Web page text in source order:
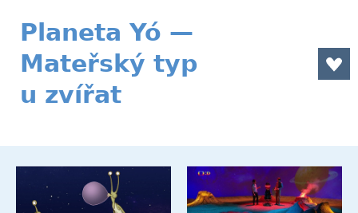
Planeta Yó —
Mateřský typ
u zvířat